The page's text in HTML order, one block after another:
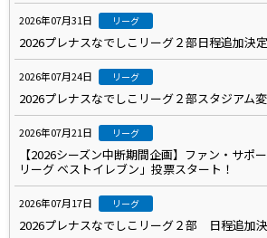
2026年07月31日 リーグ
2026プレナスなでしこリーグ２部日程追加決
2026年07月24日 リーグ
2026プレナスなでしこリーグ２部スタジアム
2026年07月21日 リーグ
【2026シーズン中断期間企画】ファン・サポ
リーグ ベストイレブン」投票スタート！
2026年07月17日 リーグ
2026プレナスなでしこリーグ２部 日程追加